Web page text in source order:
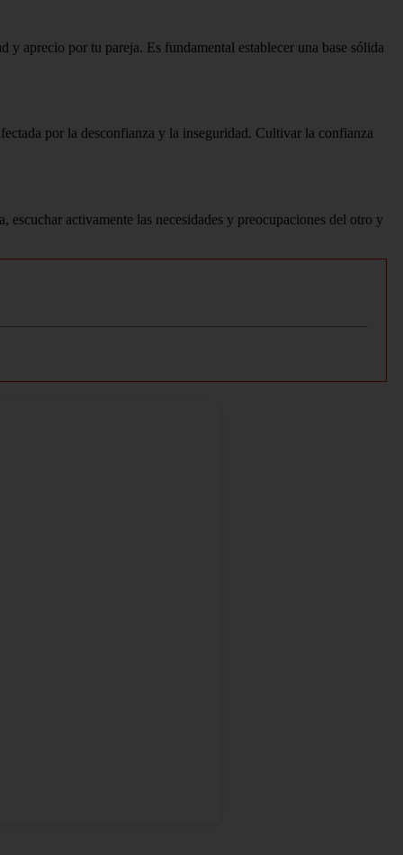
aprecio por tu pareja. Es fundamental establecer una base sólida
por la desconfianza y la inseguridad. Cultivar la confianza
escuchar activamente las necesidades y preocupaciones del otro y